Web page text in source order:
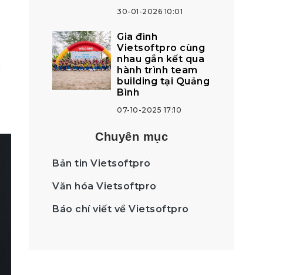
30-01-2026 10:01
Gia đình
Vietsoftpro cùng
nhau gắn kết qua
hành trình team
building tại Quảng
Bình
07-10-2025 17:10
Chuyên mục
Bản tin Vietsoftpro
Văn hóa Vietsoftpro
Báo chí viết về Vietsoftpro